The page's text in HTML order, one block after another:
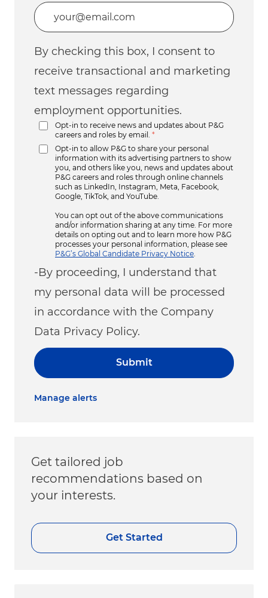
Enter Email address (Required)
By checking this box, I consent to
receive transactional and marketing
text messages regarding
employment opportunities.
Opt-in to receive news and updates about P&G
careers and roles by email.
*
Opt-in to allow P&G to share your personal
information with its advertising partners to show
you, and others like you, news and updates about
P&G careers and roles through online channels
such as LinkedIn, Instagram, Meta, Facebook,
Google, TikTok, and YouTube.
You can opt out of the above communications
and/or information sharing at any time. For more
details on opting out and to learn more how P&G
processes your personal information, please see
P&G’s Global Candidate Privacy Notice
-By proceeding, I understand that
my personal data will be processed
in accordance with the Company
Data Privacy Policy.
Submit
Manage alerts
Get tailored job
recommendations based on
your interests.
Get Started